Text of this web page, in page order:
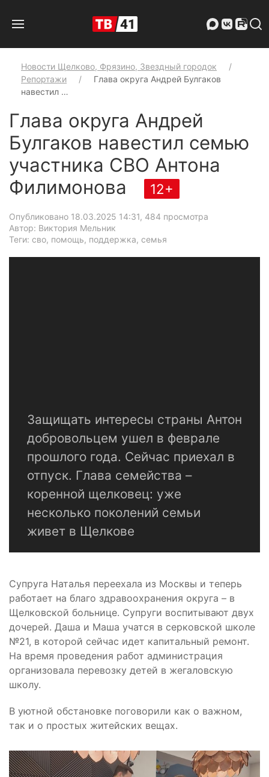
Новости Щелково, Фрязино, Звездный городок
Репортажи
Глава округа Андрей Булгаков
навестил …
Глава округа Андрей
Булгаков навестил семью
участника СВО Антона
Филимонова
12+
Опубликовано 18.03.2025 14:31, 484 просмотра
Автор: Виктория Мельник
Теги: сво, помощь, поддержка, семья
Защищать интересы страны Антон
добровольцем ушел в феврале
прошлого года. Сейчас приехал в
отпуск. Глава семейства –
коренной щелковец: уже
несколько поколений семьи
живет в Щелкове
Супруга Наталья переехала из Москвы и теперь
работает на благо здравоохранения округа – в
Щелковской больнице. Супруги воспитывают двух
дочерей. Даша и Маша учатся в серковской школе
№21, в которой сейчас идет капитальный ремонт.
На время проведения работ администрация
организовала перевозку детей в жегаловскую
школу.
В уютной обстановке поговорили как о важном,
так и о простых житейских вещах.